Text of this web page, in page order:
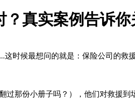
真实案例告诉
这时候最想问的就是：保险公司的救
那份小册子吗？），他们对救援到